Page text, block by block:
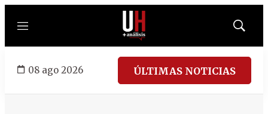
Menú
Mostrar
08 ago 2026 ÚLTIMAS NOTICIAS